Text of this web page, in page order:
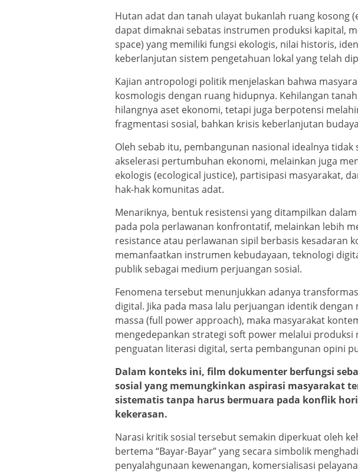
Hutan adat dan tanah ulayat bukanlah ruang kosong
dapat dimaknai sebatas instrumen produksi kapital,
space) yang memiliki fungsi ekologis, nilai historis,
keberlanjutan sistem pengetahuan lokal yang telah
Kajian antropologi politik menjelaskan bahwa
kosmologis dengan ruang hidupnya. Kehilangan
hilangnya aset ekonomi, tetapi juga berpotensi
fragmentasi sosial, bahkan krisis keberlanjutan
Oleh sebab itu, pembangunan nasional idealnya
akselerasi pertumbuhan ekonomi, melainkan juga
ekologis (ecological justice), partisipasi masyarakat,
hak-hak komunitas adat.
Menariknya, bentuk resistensi yang ditampilkan
pada pola perlawanan konfrontatif, melainkan lebih
resistance atau perlawanan sipil berbasis kesadaran
memanfaatkan instrumen kebudayaan, teknologi
publik sebagai medium perjuangan sosial.
Fenomena tersebut menunjukkan adanya
digital. Jika pada masa lalu perjuangan identik
massa (full power approach), maka masyarakat
mengedepankan strategi soft power melalui
penguatan literasi digital, serta pembangunan opini
Dalam konteks ini, film dokumenter berfungsi
sosial yang memungkinkan aspirasi masyarakat
sistematis tanpa harus bermuara pada konflik
kekerasan.
Narasi kritik sosial tersebut semakin diperkuat oleh
bertema “Bayar-Bayar” yang secara simbolik
penyalahgunaan kewenangan, komersialisasi